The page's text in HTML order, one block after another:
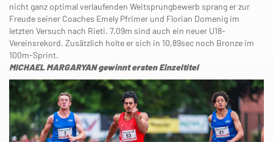
nicht ganz optimal verlaufenden Weitsprungbewerb sprang er zur
Freude seiner Coaches Emely Pfrimer und Florian Domenig im
letzten Versuch nach Rieti. 7,09m sind auch ein neuer U18-
Vereinsrekord. Zusätzlich holte er sich in 10,89sec noch Bronze im
100m-Sprint.
MICHAEL MARGARYAN gewinnt ersten Einzeltitel